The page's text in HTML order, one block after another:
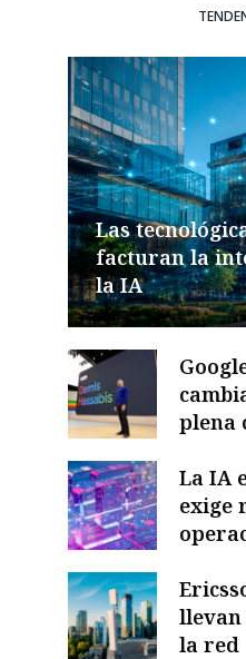
Las
facturan la
la IA
plena
La IA
exige
llevan
la red